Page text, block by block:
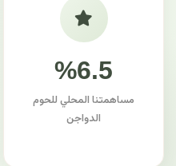
%6.5
مساهمتنا المحلي للحوم
الدواجن